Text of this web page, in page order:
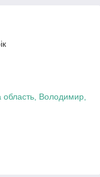
область, Володимир,